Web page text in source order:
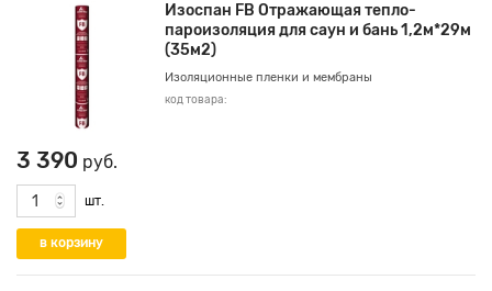
Изоспан FВ Отражающая тепло-
пароизоляция для саун и бань 1,2м*29м
(35м2)
Изоляционные пленки и мембраны
код товара:
3 390 руб.
шт.